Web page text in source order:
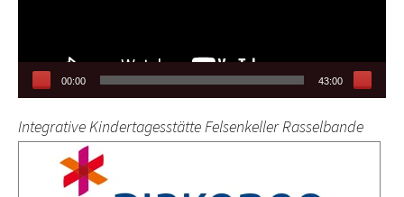
00:00 43:00
Integrative Kindertagesstätte Felsenkeller Rasselbande